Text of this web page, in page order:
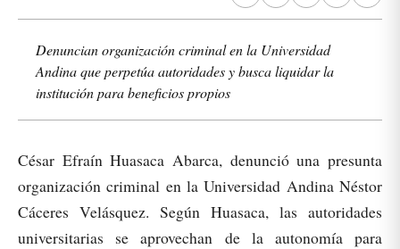
Denuncian organización criminal en la Universidad
Andina que perpetúa autoridades y busca liquidar la
institución para beneficios propios
César Efraín Huasaca Abarca, denunció una presunta
organización criminal en la Universidad Andina Néstor
Cáceres Velásquez. Según Huasaca, las autoridades
universitarias se aprovechan de la autonomía para